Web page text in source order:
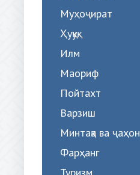
Муҳоҷират
Ҳуқуқ
Илм
Маориф
Пойтахт
Варзиш
Минтақа ва ҷаҳон
Фарҳанг